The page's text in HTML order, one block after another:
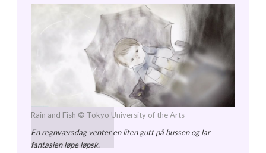
Rain and Fish © Tokyo University of the Arts
En regnværsdag venter en liten gutt på bussen og lar
fantasien løpe løpsk.